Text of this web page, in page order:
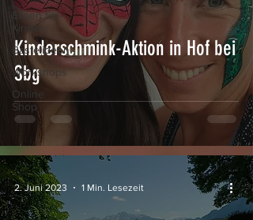
Essen für
Kinder
Bastelideen
Workshops
Online
Shop
Kinderschmink-Aktion in Hof bei
Sbg
2. Juni 2023 1 Min. Lesezeit